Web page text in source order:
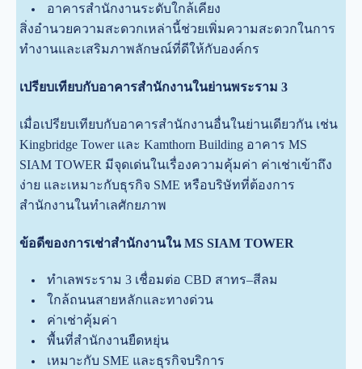
อาคารสำนักงานระดับใกล้เคียง
สิ่งอำนวยความสะดวกเหล่านี้ช่วยเพิ่มความสะดวกในการ
ทำงานและเสริมภาพลักษณ์ที่ดีให้กับองค์กร
เปรียบเทียบกับอาคารสำนักงานในย่านพระราม 3
เมื่อเปรียบเทียบกับอาคารสำนักงานอื่นในย่านเดียวกัน เช่น
Kingbridge Tower และ Kamthorn Building อาคาร MS
SIAM TOWER มีจุดเด่นในเรื่องความคุ้มค่า ค่าเช่าเข้าถึง
ง่าย และเหมาะกับธุรกิจ SME หรือบริษัทที่ต้องการ
สำนักงานในทำเลศักยภาพ
ข้อดีของการเช่าสำนักงานใน MS SIAM TOWER
ทำเลพระราม 3 เชื่อมต่อ CBD สาทร–สีลม
ใกล้ถนนสายหลักและทางด่วน
ค่าเช่าคุ้มค่า
พื้นที่สำนักงานยืดหยุ่น
เหมาะกับ SME และธุรกิจบริการ